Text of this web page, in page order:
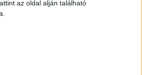
az oldal alján található